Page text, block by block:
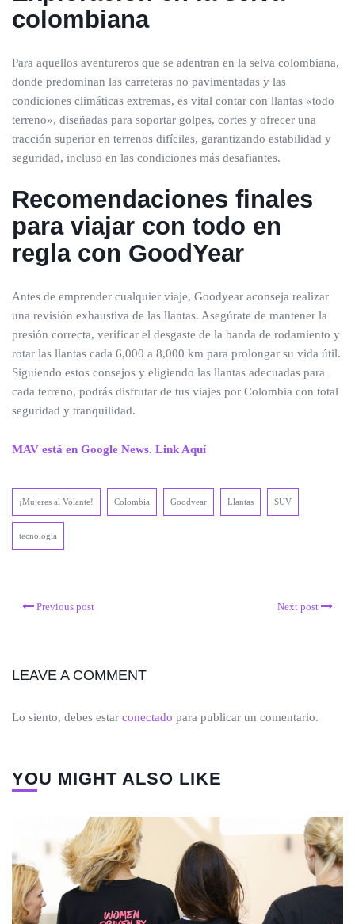
colombiana
Para aquellos aventureros que se adentran en la selva colombiana,
donde predominan las carreteras no pavimentadas y las
condiciones climáticas extremas, es vital contar con llantas «todo
terreno», diseñadas para soportar golpes, cortes y ofrecer una
tracción superior en terrenos difíciles, garantizando estabilidad y
seguridad, incluso en las condiciones más desafiantes.
Recomendaciones finales
para viajar con todo en
reglacon GoodYear
Antes de emprender cualquier viaje, Goodyear aconseja realizar
una revisión exhaustiva de las llantas. Asegúrate de mantener la
presión correcta, verificar el desgaste de la banda de rodamiento y
rotar las llantas cada 6,000 a 8,000 km para prolongar su vida útil.
Siguiendo estos consejos y eligiendo las llantas adecuadas para
cada terreno, podrás disfrutar de tus viajes por Colombia con total
seguridad y tranquilidad.
MAV está en Google News. Link Aquí
¡Mujeres al Volante! Colombia Goodyear Llantas SUV
tecnología
Previous post Next post
LEAVE A COMMENT
Lo siento, debes estar conectado para publicar un comentario.
YOU MIGHT ALSO LIKE